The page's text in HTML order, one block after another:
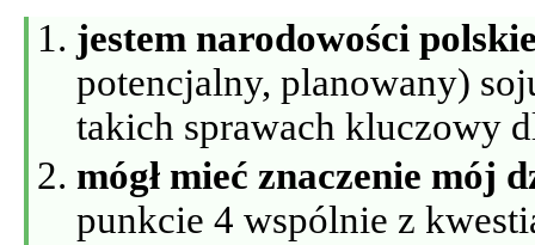
jestem narodowości
potencjalny, planowany)
takich sprawach kluczowy
mógł mieć znaczenie mój
punkcie 4 wspólnie z